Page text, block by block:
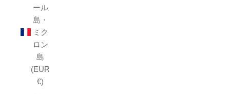
ール
島・
ミク
ロン
島
(EUR
€)